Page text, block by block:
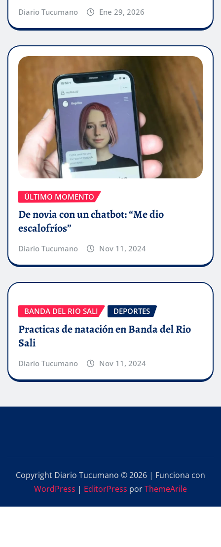
Diario Tucumano Ene 29, 2026
ÚLTIMO MOMENTO
De novia con un chatbot: “Me dio
escalofríos”
Diario Tucumano Nov 11, 2024
BANDA DEL RIO SALI DEPORTES
Practicas de natación en Banda del Rio
Sali
Diario Tucumano Nov 11, 2024
Copyright Diario Tucumano © 2026 | Funciona con
WordPress | EditorPress porThemeArile